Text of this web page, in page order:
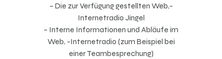
– Die zur Verfügung gestellten Web,-
Internetradio Jingel
– Interne Informationen und Abläufe im
Web, -Internetradio (zum Beispiel bei
einer Teambesprechung)